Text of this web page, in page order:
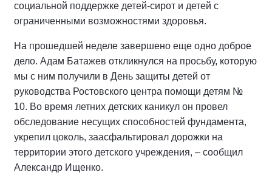
социальной поддержке детей-сирот и детей с
ограниченными возможностями здоровья.
На прошедшей неделе завершено еще одно доброе
дело. Адам Батажев откликнулся на просьбу, которую
мы с ним получили в День защиты детей от
руководства Ростовского центра помощи детям №
10. Во время летних детских каникул он провел
обследование несущих способностей фундамента,
укрепил цоколь, заасфальтировал дорожки на
территории этого детского учреждения, – сообщил
Александр Ищенко.